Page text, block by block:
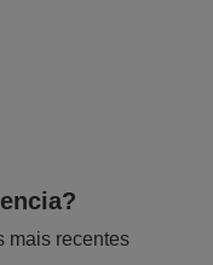
mais recentes